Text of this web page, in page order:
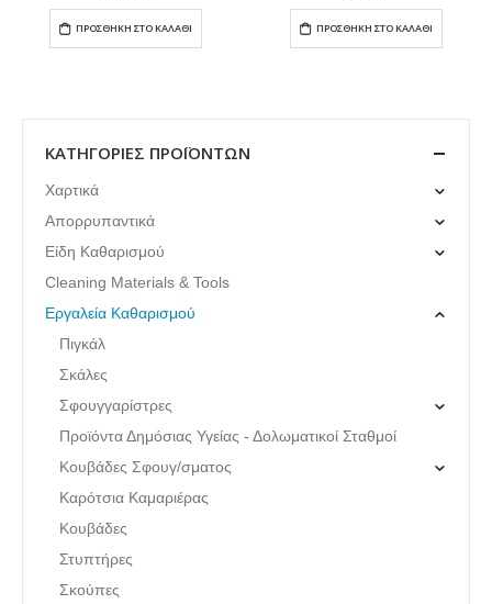
ΠΡΟΣΘΉΚΗ ΣΤΟ ΚΑΛΆΘΙ ΠΡΟΣΘΉΚΗ ΣΤΟ ΚΑΛΆΘΙ
ΚΑΤΗΓΟΡΊΕΣ ΠΡΟΪΌΝΤΩΝ
Χαρτικά
Απορρυπαντικά
Είδη Καθαρισμού
Cleaning Materials & Tools
Εργαλεία Καθαρισμού
Πιγκάλ
Σκάλες
Σφουγγαρίστρες
Προϊόντα Δημόσιας Υγείας - Δολωματικοί Σταθμοί
Κουβάδες Σφουγ/σματος
Καρότσια Καμαριέρας
Κουβάδες
Στυπτήρες
Σκούπες